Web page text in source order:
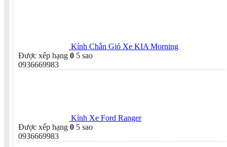
Kính Chắn Gió Xe KIA Morning
Được xếp hạng 0 5 sao
0936669983
Kính Xe Ford Ranger
Được xếp hạng 0 5 sao
0936669983